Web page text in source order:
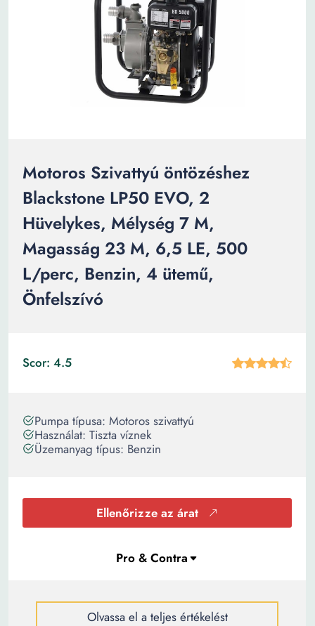
Motoros Szivattyú öntözéshez
Blackstone LP50 EVO, 2
Hüvelykes, Mélység 7 M,
Magasság 23 M, 6,5 LE, 500
L/perc, Benzin, 4 ütemű,
Önfelszívó
Scor: 4.5
Pumpa típusa: Motoros szivattyú
Használat: Tiszta víznek
Üzemanyag típus: Benzin
Ellenőrizze az árat
Olvassa el a teljes értékelést